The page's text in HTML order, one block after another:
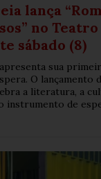
lança
no
sábado (8)
sua
O lançamento
a literatura, a
instrumento de